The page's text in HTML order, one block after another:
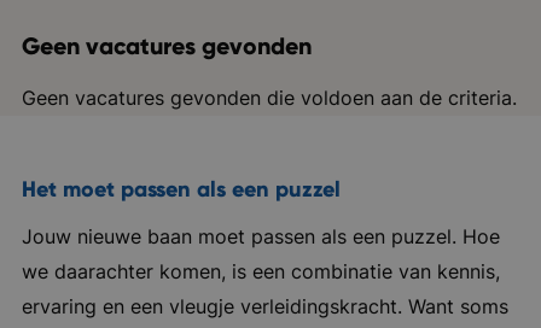
Geen vacatures gevonden
Geen vacatures gevonden die voldoen aan de criteria.
Het moet passen als een puzzel
Jouw nieuwe baan moet passen als een puzzel. Hoe
we daarachter komen, is een combinatie van kennis,
ervaring en een vleugje verleidingskracht. Want soms